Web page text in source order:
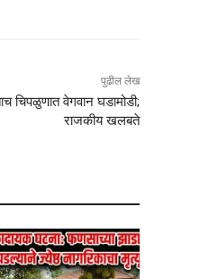
पुढील लेख
चिपळुणात वेगवान घडामोडी;
राजकीय खलबते